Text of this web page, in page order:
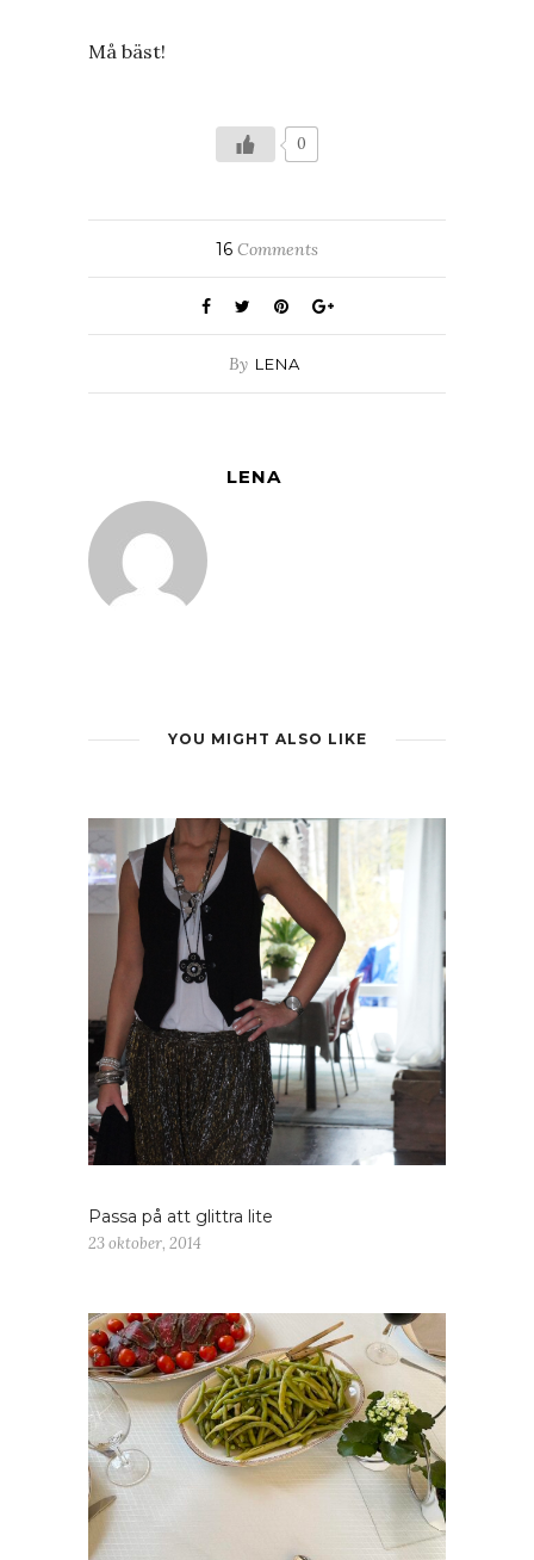
Må bäst!
0
16 Comments
By LENA
LENA
YOU MIGHT ALSO LIKE
Passa på att glittra lite
23 oktober, 2014